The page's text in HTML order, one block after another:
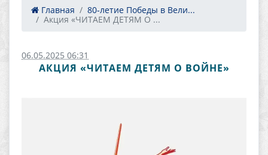
Главная
80‑летие Победы в Вели...
Акция «ЧИТАЕМ ДЕТЯМ О ...
06.05.2025 06:31
АКЦИЯ «ЧИТАЕМ ДЕТЯМ О ВОЙНЕ»